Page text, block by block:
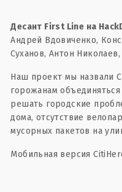
Десант First Line на
Андрей Вдовиченко,
Суханов, Антон
Наш проект мы назвали
горожанам
решать городские
дома, отсутствие
мусорных пакетов на
Мобильная версия